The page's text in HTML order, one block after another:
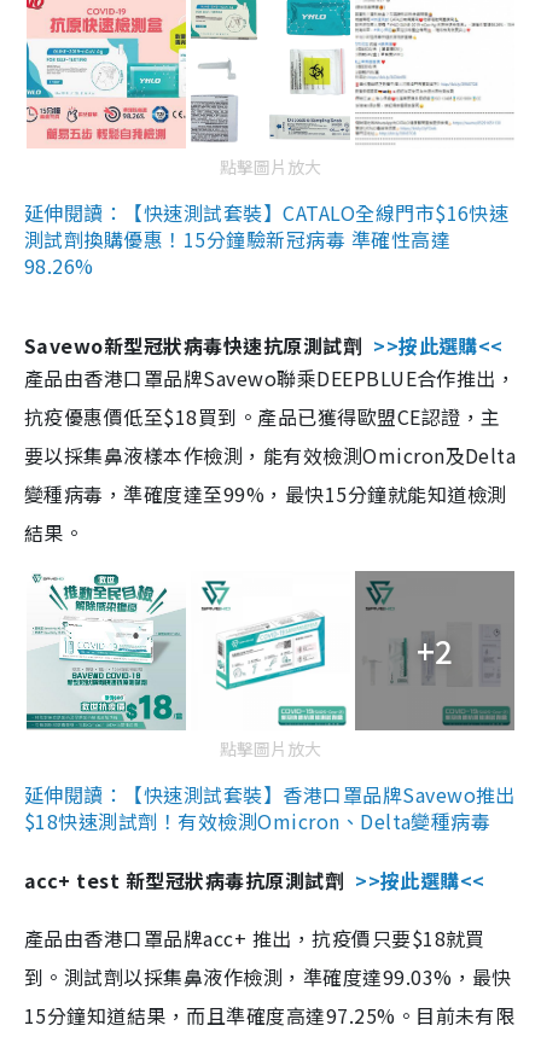
點擊圖片放大
延伸閱讀：【快速測試套裝】CATALO全線門市$16快速
測試劑換購優惠！15分鐘驗新冠病毒 準確性高達
98.26%
Savewo新型冠狀病毒快速抗原測試劑 >>按此選購<<
產品由香港口罩品牌Savewo聯乘DEEPBLUE合作推出，
抗疫優惠價低至$18買到。產品已獲得歐盟CE認證，主
要以採集鼻液樣本作檢測，能有效檢測Omicron及Delta
變種病毒，準確度達至99%，最快15分鐘就能知道檢測
結果。
+2
點擊圖片放大
延伸閱讀：【快速測試套裝】香港口罩品牌Savewo推出
$18快速測試劑！有效檢測Omicron、Delta變種病毒
acc+ test 新型冠狀病毒抗原測試劑 >>按此選購<<
產品由香港口罩品牌acc+ 推出，抗疫價只要$18就買
到。測試劑以採集鼻液作檢測，準確度達99.03%，最快
15分鐘知道結果，而且準確度高達97.25%。目前未有限